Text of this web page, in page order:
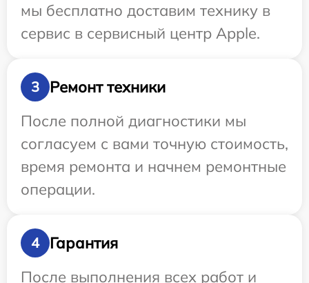
мы бесплатно доставим технику в
сервис в сервисный центр Apple.
3
Ремонт техники
После полной диагностики мы
согласуем с вами точную стоимость,
время ремонта и начнем ремонтные
операции.
4
Гарантия
После выполнения всех работ и